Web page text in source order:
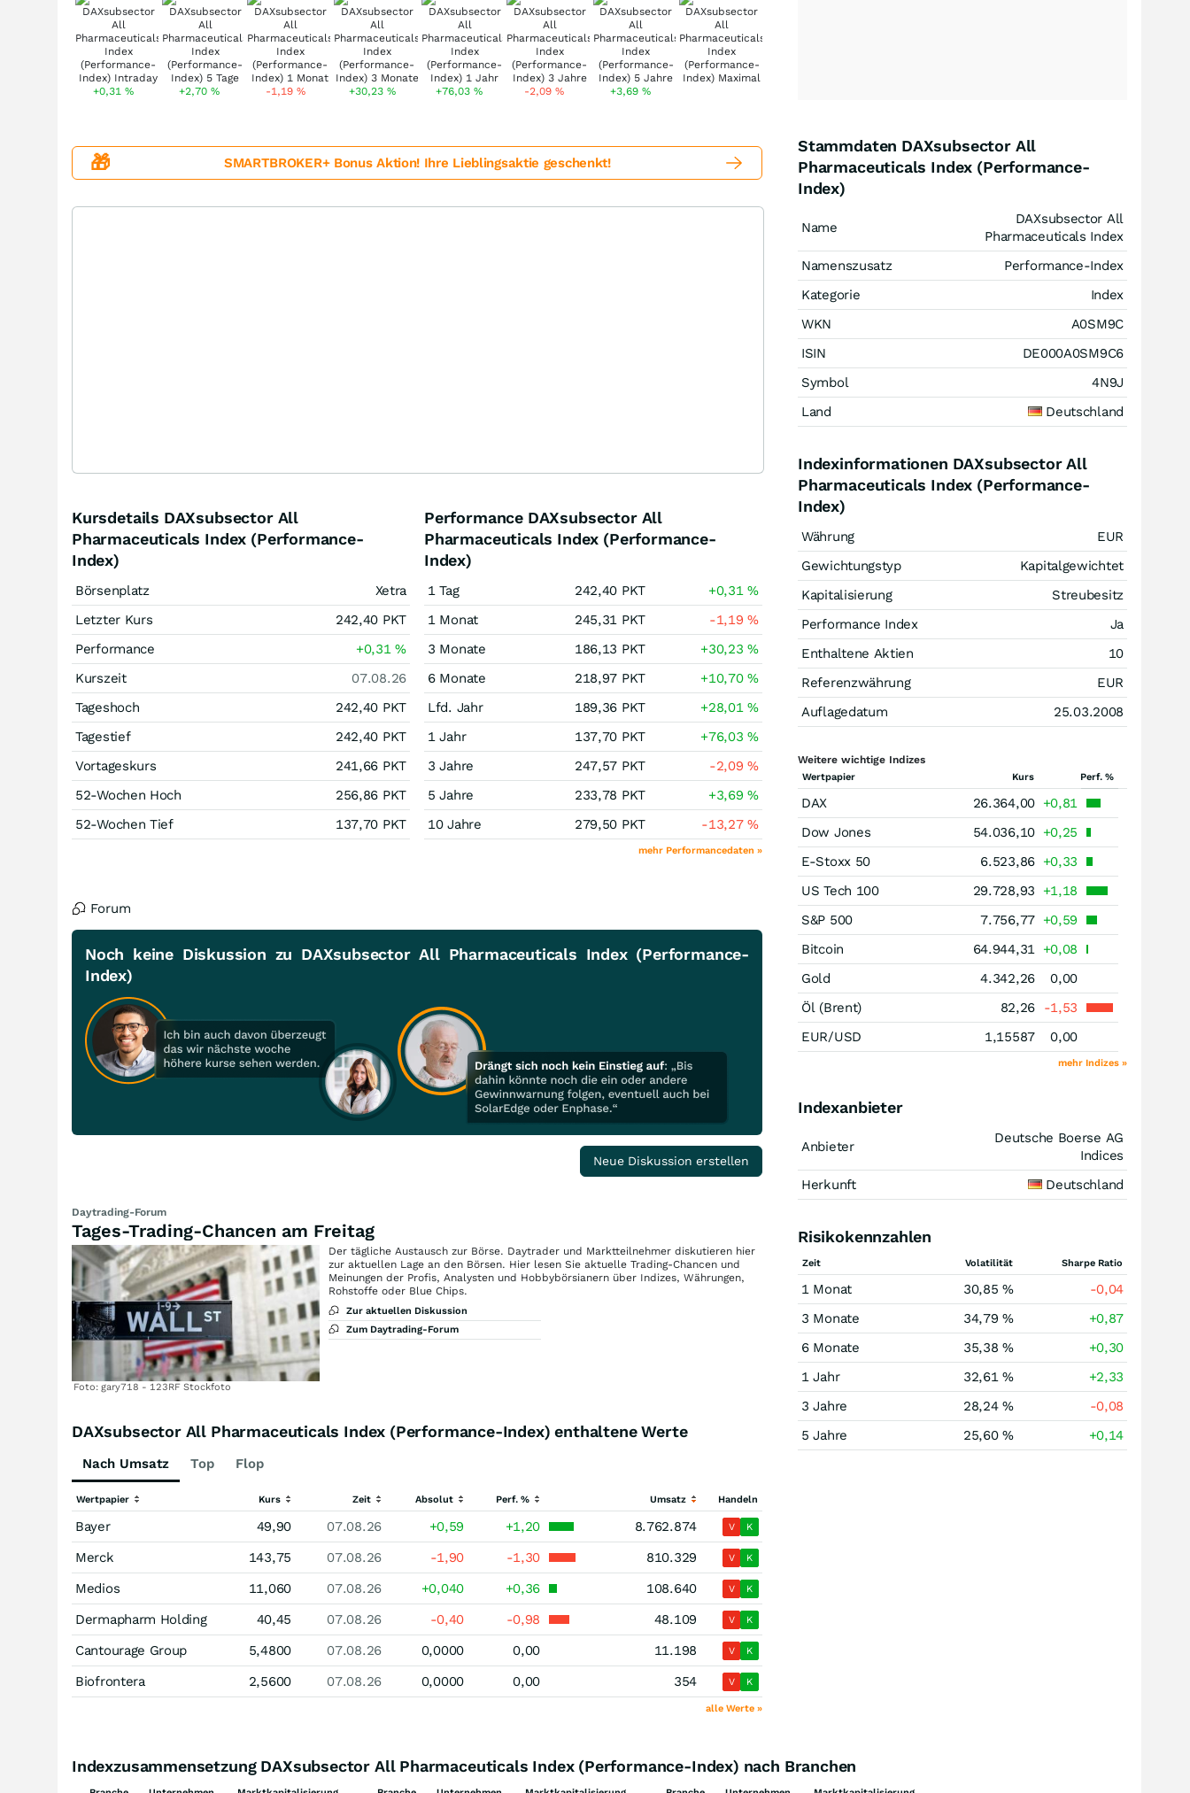
+0,31% +2,70% -1,19 % +30,23% +76,03 % -2,09% +3,69%
🎁 SMARTBROKER+ Bonus Aktion! Ihre Lieblingsaktie geschenkt!
Kursdetails DAXsubsector All
Pharmaceuticals Index (Performance-
Index)
Börsenplatz
Xetra
Letzter Kurs
242,40 PKT
Performance
+0,31%
Kurszeit
07.08.26
Tageshoch
242,40 PKT
Tagestief
242,40 PKT
Vortageskurs
241,66 PKT
52-Wochen Hoch
256,86 PKT
52-Wochen Tief
137,70 PKT
Performance DAXsubsector All
Pharmaceuticals Index (Performance-
Index)
1 Tag 242,40 PKT +0,31%
1 Monat
245,31 PKT -1,19%
3 Monate
186,13 PKT +30,23%
6 Monate
218,97 PKT +10,70%
Lfd. Jahr
189,36 PKT +28,01%
1 Jahr
137,70 PKT +76,03%
3 Jahre
247,57 PKT -2,09%
5 Jahre
233,78 PKT +3,69%
10 Jahre
279,50 PKT -13,27%
mehr Performancedaten »
Forum
Noch keine Diskussion zu DAXsubsector All Pharmaceuticals Index (Performance-
Index)
Neue Diskussion erstellen
Daytrading-Forum
Tages-Trading-Chancen am Freitag
Foto: gary718 - 123RF Stockfoto
Der tägliche Austausch zur Börse. Daytrader und Marktteilnehmer diskutieren hier
zur aktuellen Lage an den Börsen. Hier lesen Sie aktuelle Trading-Chancen und
Meinungen der Profis, Analysten und Hobbybörsianern über Indizes, Währungen,
Rohstoffe oder Blue Chips.
Zur aktuellen Diskussion
Zum Daytrading-Forum
DAXsubsector All Pharmaceuticals Index (Performance-Index) enthaltene Werte
Nach Umsatz Top Flop
Wertpapier Kurs Zeit Absolut Perf. % Umsatz Handeln
Bayer 49,90 07.08.26 +0,59 +1,20 8.762.874 V K
Merck 143,75 07.08.26 -1,90 -1,30 810.329 V K
Medios 11,060 07.08.26 +0,040 +0,36 108.640 V K
Dermapharm Holding 40,45 07.08.26 -0,40 -0,98 48.109 V K
Cantourage Group 5,4800 07.08.26 0,0000 0,00 11.198 V K
Biofrontera 2,5600 07.08.26 0,0000 0,00 354 V K
alle Werte »
Stammdaten DAXsubsector All
Pharmaceuticals Index (Performance-
Index)
Name
DAXsubsector All
Pharmaceuticals Index
Namenszusatz
Performance-Index
Kategorie
Index
WKN
A0SM9C
ISIN
DE000A0SM9C6
Symbol
4N9J
Land
Deutschland
Indexinformationen DAXsubsector All
Pharmaceuticals Index (Performance-
Index)
Währung
EUR
Gewichtungstyp
Kapitalgewichtet
Kapitalisierung
Streubesitz
Performance Index
Ja
Enthaltene Aktien
10
Referenzwährung
EUR
Auflagedatum
25.03.2008
Weitere wichtige Indizes
Wertpapier Kurs Perf. %
DAX 26.364,00 +0,81
Dow Jones
54.036,10 +0,25
E-Stoxx 50
6.523,86 +0,33
US Tech 100
29.728,93
+1,18
S&P 500
7.756,77 +0,59
Bitcoin
64.944,31 +0,08
Gold
4.342,26
0,00
Öl (Brent)
82,26
-1,53
EUR/USD
1,15587 0,00
mehr Indizes »
Indexanbieter
Anbieter
Deutsche Boerse AG
Indices
Herkunft
Deutschland
Risikokennzahlen
Zeit Volatilität Sharpe Ratio
1 Monat 30,85 %
-0,04
3 Monate
34,79 %
+0,87
6 Monate
35,38 %
+0,30
1 Jahr
32,61 %
+2,33
3 Jahre
28,24 %
-0,08
5 Jahre
25,60 % +0,14
Indexzusammensetzung DAXsubsector All Pharmaceuticals Index (Performance-Index) nach Branchen